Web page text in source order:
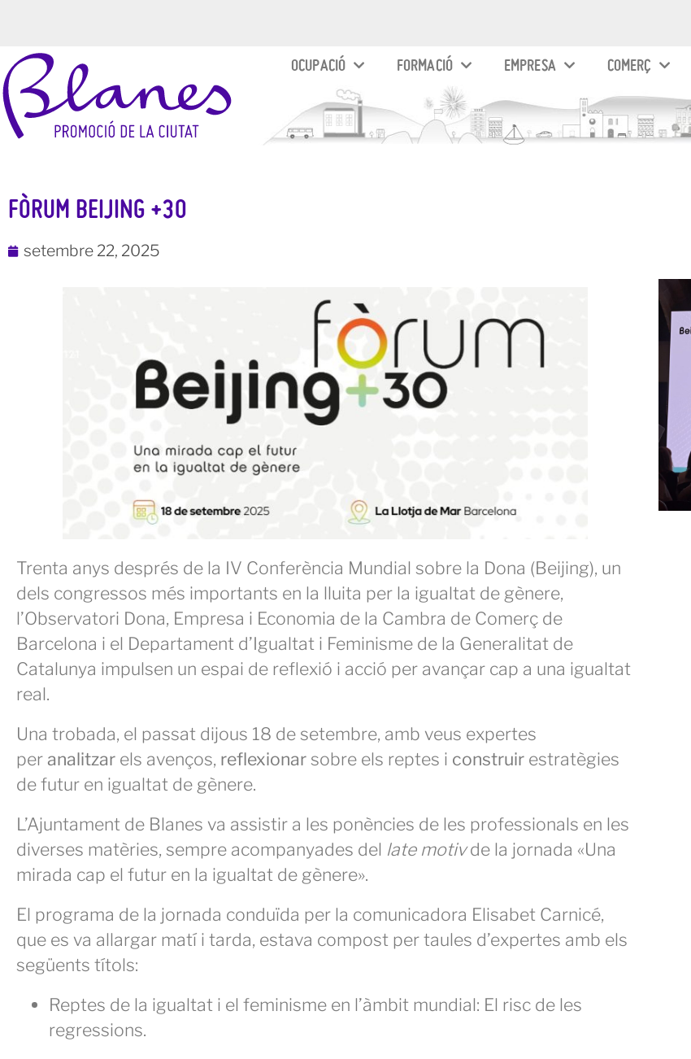
OCUPACIÓ FORMACIÓ EMPRESA COMERÇ
FÒRUM BEIJING +30
setembre 22, 2025
Trenta anys després de la IV Conferència Mundial sobre la Dona (Beijing), un
dels congressos més importants en la lluita per la igualtat de gènere,
l’Observatori Dona, Empresa i Economia de la Cambra de Comerç de
Barcelona i el Departament d’Igualtat i Feminisme de la Generalitat de
Catalunya impulsen un espai de reflexió i acció per avançar cap a una igualtat
real.
Una trobada, el passat dijous 18 de setembre, amb veus expertes
per analitzar els avenços, reflexionarsobre els reptes i construir estratègies
de futur en igualtat de gènere.
L’Ajuntament de Blanes va assistir a les ponències de les professionals en les
diverses matèries, sempre acompanyades del late motivde la jornada «Una
mirada cap el futur en la igualtat de gènere».
El programa de la jornada conduïda per la comunicadora Elisabet Carnicé,
que es va allargar matí i tarda, estava compost per taules d’expertes amb els
següents títols:
Reptes de la igualtat i el feminisme en l’àmbit mundial: El risc de les
regressions.